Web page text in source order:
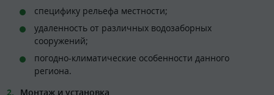
специфику рельефа местности;
удаленность от различных водозаборных
сооружений;
погодно-климатические особенности данного
региона.
Монтаж и установка